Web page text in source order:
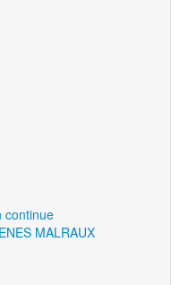
continue
MALRAUX